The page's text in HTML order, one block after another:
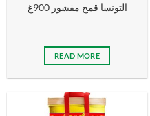
التونسا قمح مقشور 900غ
READ MORE